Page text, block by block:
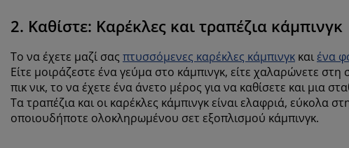
2. Καθίστε: Καρέκλες και τραπέζια κάμπινγκ
Το να έχετε μαζί σας πτυσσόμενες καρέκλες κάμπινγκ καιένα
Είτε μοιράζεστε ένα γεύμα στο κάμπινγκ, είτε χαλαρώνετε
πικ νικ, το να έχετε ένα άνετο μέρος για να καθίσετε και μια
Τα τραπέζια και οι καρέκλες κάμπινγκ είναι ελαφριά, εύκολα
οποιουδήποτε ολοκληρωμένου σετ εξοπλισμού κάμπινγκ.